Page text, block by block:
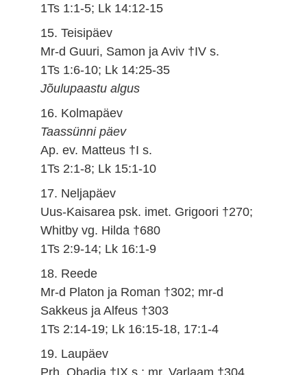
1Ts 1:1-5; Lk 14:12-15
15. Teisipäev
Mr-d Guuri, Samon ja Aviv †IV s.
1Ts 1:6-10; Lk 14:25-35
Jõulupaastu algus
16. Kolmapäev
Taassünni päev
Ap. ev. Matteus †I s.
1Ts 2:1-8; Lk 15:1-10
17. Neljapäev
Uus-Kaisarea psk. imet. Grigoori †270;
Whitby vg. Hilda †680
1Ts 2:9-14; Lk 16:1-9
18. Reede
Mr-d Platon ja Roman †302; mr-d
Sakkeus ja Alfeus †303
1Ts 2:14-19; Lk 16:15-18, 17:1-4
19. Laupäev
Prh. Obadja †IX s.; mr. Varlaam †304